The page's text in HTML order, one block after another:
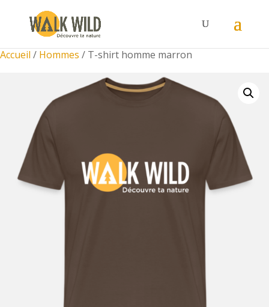
Accueil / Hommes / T-shirt homme marron